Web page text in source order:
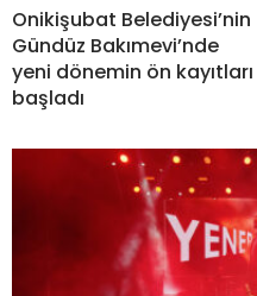
Onikişubat Belediyesi’nin
Gündüz Bakımevi’nde
yeni dönemin ön kayıtları
başladı